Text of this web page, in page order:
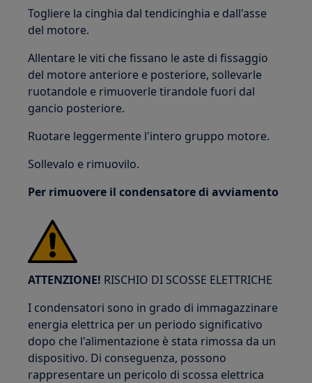
Togliere la cinghia dal tendicinghia e dall'asse
del motore.
Allentare le viti che fissano le aste di fissaggio
del motore anteriore e posteriore, sollevarle
ruotandole e rimuoverle tirandole fuori dal
gancio posteriore.
Ruotare leggermente l'intero gruppo motore.
Sollevalo e rimuovilo.
Per rimuovere il condensatore di avviamento
ATTENZIONE! RISCHIO DI SCOSSE ELETTRICHE
I condensatori sono in grado di immagazzinare
energia elettrica per un periodo significativo
dopo che l'alimentazione è stata rimossa da un
dispositivo. Di conseguenza, possono
rappresentare un pericolo di scossa elettrica